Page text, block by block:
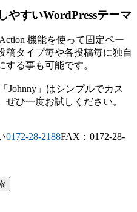
やすいWordPressテーマ
機能を使って固定ペー
稿タイプ毎や各投稿毎に独自
る事も可能です。
Johnny」はシンプルでカス
ひ一度お試しください。
0172-28-2188FAX：0172-28-